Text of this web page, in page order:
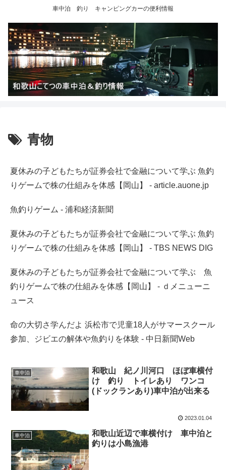
車中泊 釣り キャンピングカーの便利情報
青物
夏休みの子どもたちが証券会社で金融について学ぶ 魚釣
りゲームで株の仕組みを体感【岡山】 - article.auone.jp
魚釣りゲーム - 浦和経済新聞
夏休みの子どもたちが証券会社で金融について学ぶ 魚釣
りゲームで株の仕組みを体感【岡山】 - TBS NEWS DIG
夏休みの子どもたちが証券会社で金融について学ぶ 魚
釣りゲームで株の仕組みを体感【岡山】 - ｄメニューニ
ュース
命の大切さ学んだよ 浜松市で児童18人がサマースクール
参加、ジビエの解体や魚釣りを体験 - 中日新聞Web
車中泊
和歌山 紀ノ川河口 ほぼ車横付
け 釣り トイレあり ワンコ
(ドックランあり)車中泊が出来る
2023.01.04
車中泊
和歌山近辺で車横付け 車中泊と
釣りは小島漁港